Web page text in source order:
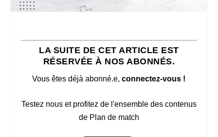
LA SUITE DE CET ARTICLE EST
RÉSERVÉE À NOS ABONNÉS.
Vous êtes déjà abonné.e,connectez-vous !
Testez nous et profitez de l'ensemble des contenus
de Plan de match